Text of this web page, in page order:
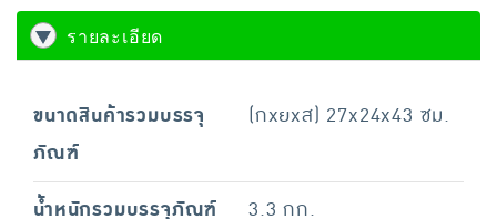
รายละเอียด
ขนาดสินค้ารวมบรรจุ
ภัณฑ์
(กxยxส) 27x24x43 ซม.
น้ำหนักรวมบรรจุภัณฑ์ 3.3 กก.